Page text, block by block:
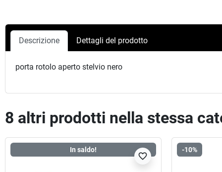
Descrizione Dettagli del prodotto
porta rotolo aperto stelvio nero
8 altri prodotti nella stessa
In saldo!
favorite_border
-10%